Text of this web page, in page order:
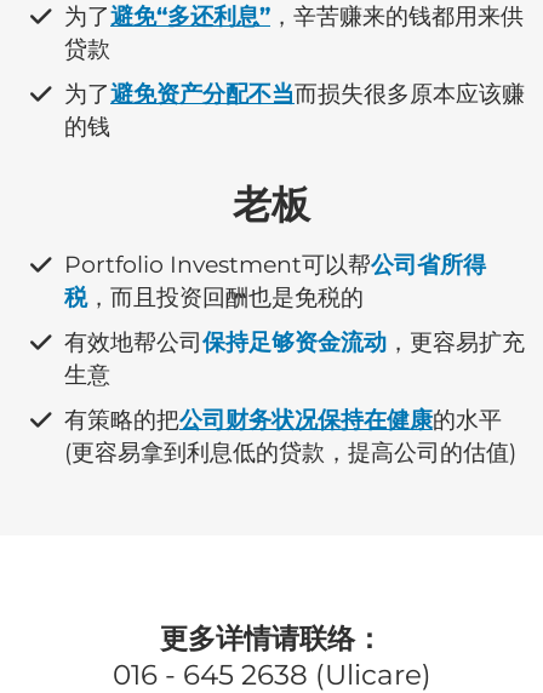
​为了避免“多还利息” ，辛苦赚来的钱都用来供
贷款
​为了避免资产分配不当而损失很多原本应该赚
的钱
老板
​Portfolio Investment可以帮公司省所得
税，而且投资回酬也是免税的
​有效地帮公司保持足够资金流动 ，更容易扩充
生意
​有策略的把公司财务状况保持在健康的水平
(更容易拿到利息低的贷款，提高公司的估值)
更多详情请联络：
016 - 645 2638 (Ulicare)